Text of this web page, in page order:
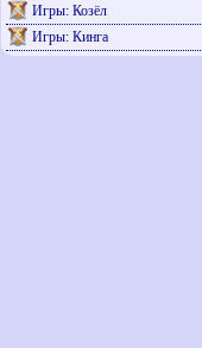
Игры: Козёл
Игры: Кинга